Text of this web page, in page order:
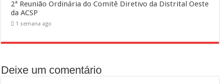
2ª Reunião Ordinária do Comitê Diretivo da Distrital Oeste
da ACSP
1 semana ago
Deixe um comentário